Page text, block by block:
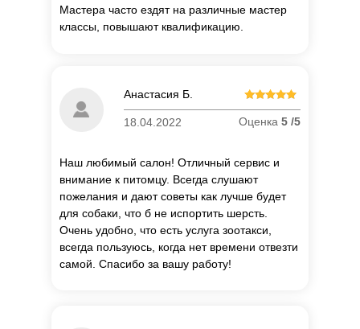
Мастера часто ездят на различные мастер
классы, повышают квалификацию.
Анастасия Б.
18.04.2022 Оценка 5 /5
Наш любимый салон! Отличный сервис и
внимание к питомцу. Всегда слушают
пожелания и дают советы как лучше будет
для собаки, что б не испортить шерсть.
Очень удобно, что есть услуга зоотакси,
всегда пользуюсь, когда нет времени отвезти
самой. Спасибо за вашу работу!